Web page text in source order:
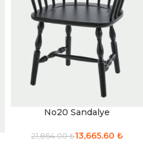
No20 Sandalye
21,864.00₺13,665.60 ₺